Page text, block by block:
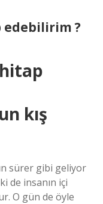
edebilirim ?
kış
sürer gibi geliyor
de insanın içi
O gün de öyle